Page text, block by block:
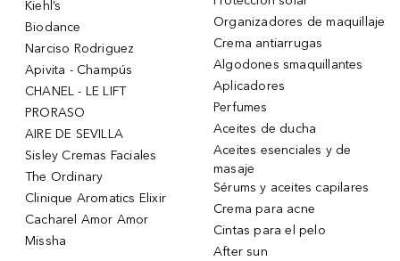
Kiehl’s
Biodance
Narciso Rodriguez
Apivita - Champús
CHANEL - LE LIFT
PRORASO
AIRE DE SEVILLA
Sisley Cremas Faciales
The Ordinary
Clinique Aromatics Elixir
Cacharel Amor Amor
Missha
Organizadores de maquillaje
Crema antiarrugas
Algodones smaquillantes
Aplicadores
Perfumes
Aceites de ducha
Aceites esenciales y de
masaje
Sérums y aceites capilares
Crema para acne
Cintas para el pelo
After sun